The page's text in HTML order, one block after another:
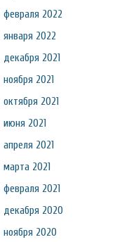
февраля 2022
января 2022
декабря 2021
ноября 2021
октября 2021
июня 2021
апреля 2021
марта 2021
февраля 2021
декабря 2020
ноября 2020